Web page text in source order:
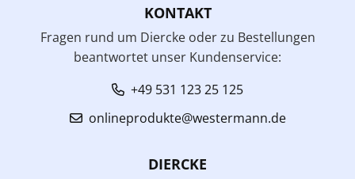
KONTAKT
Fragen rund um Diercke oder zu Bestellungen
beantwortet unser Kundenservice:
+49 531 123 25 125
onlineprodukte@westermann.de
DIERCKE